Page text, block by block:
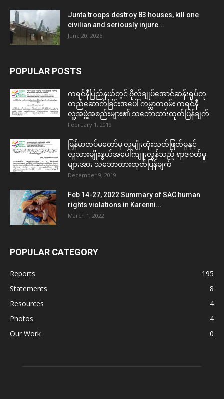
Junta troops destroy 83 houses, kill one
civilian and seriously injure...
June 20, 2026
POPULAR POSTS
ကရင်နီပြည်နယ်တွင် ဗိုလ်ချုပ်အောင်ဆန်းရုပ်တု
တည်ဆောက်ခြင်းအပေါ် ကမ္ဘာတဝှမ်း ကရင်နီ
လူ့အဖွဲ့အစည်းများ၏ သဘောထားထုတ်ပြန်ချက်
February 1, 2019
မြန်မာတပ်မတော်မှ လူမျိုးတုံးသတ်ဖြတ်မှုနှင့်
လူသားမျိုးနွယ်အပေါ်ကျူးလွန်သည့် ရာဇဝတ်မှု
များအား သဘောထားထုတ်ပြန်ချက်
December 9, 2019
Feb 14-27, 2022 Summary of SAC human
rights violations in Karenni...
March 1, 2022
POPULAR CATEGORY
Reports
195
Statements
8
Resources
4
Photos
4
Our Work
0